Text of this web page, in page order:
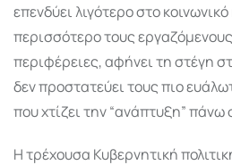
επενδύει λιγότερο στο
περισσότερο τους
περιφέρειες, αφήνει τη στέγη
δεν προστατεύει τους πιο
που χτίζει την “ανάπτυξη”
Η τρέχουσα Κυβερνητική